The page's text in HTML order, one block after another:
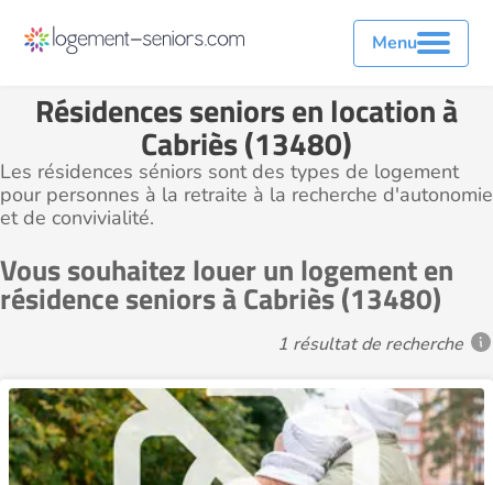
Menu
Résidences seniors en location à
Cabriès (13480)
Les résidences séniors sont des types de logement
pour personnes à la retraite à la recherche d'autonomie
et de convivialité.
Vous souhaitez louer un logement en
résidence seniors à Cabriès (13480)
1 résultat de recherche